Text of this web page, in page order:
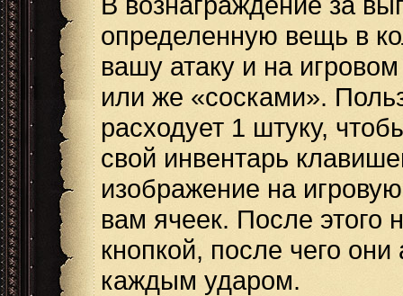
определенную вещь в
вашу атаку и на
или же «сосками».
расходует 1 штуку,
свой инвентарь
изображение на
вам ячеек. После этого
кнопкой, после чего
каждым ударом.